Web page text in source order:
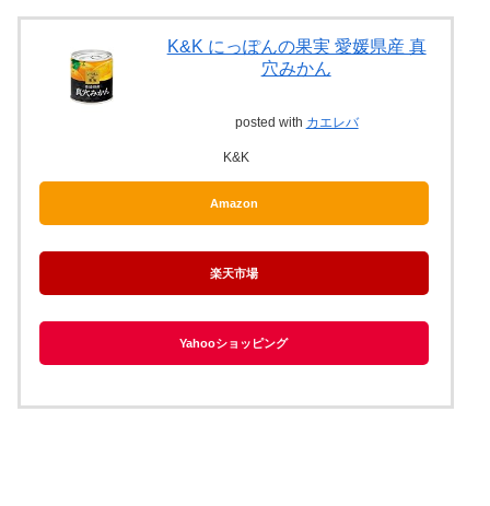
K&K にっぽんの果実 愛媛県産 真
穴みかん
posted with カエレバ
K&K
Amazon
楽天市場
Yahooショッピング